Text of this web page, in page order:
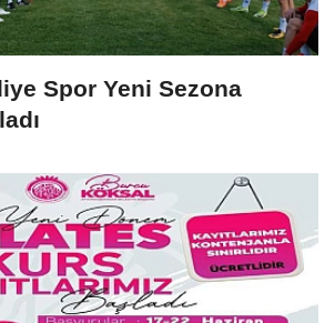
Spor Yeni Sezona